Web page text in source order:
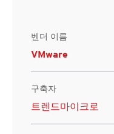
벤더 이름
VMware
구축자
트렌드마이크로